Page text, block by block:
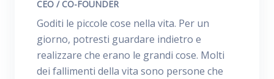
CEO / CO-FOUNDER
Goditi le piccole cose nella vita. Per un
giorno, potresti guardare indietro e
realizzare che erano le grandi cose. Molti
dei fallimenti della vita sono persone che